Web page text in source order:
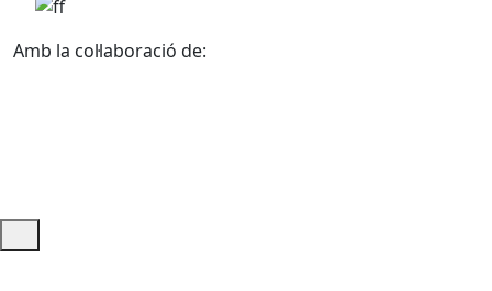
Amb la col·laboració de: